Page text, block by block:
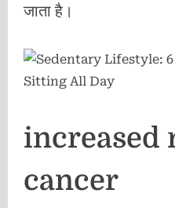
जाता है।
increased
cancer